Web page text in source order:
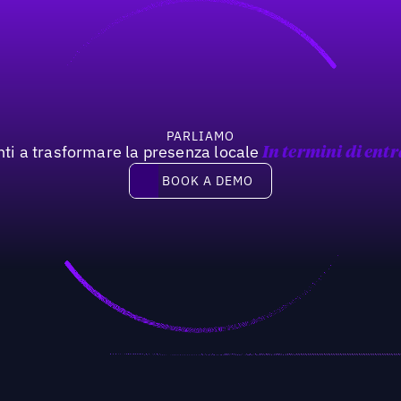
PARLIAMO
a trasformare la presenza locale In termini di
Book a demo
BOOK A DEMO